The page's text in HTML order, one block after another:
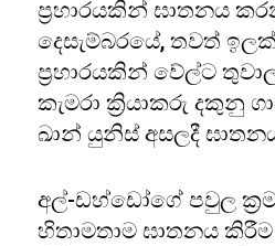
ප්‍රහාරයකින් ඝාතනය
දෙසැම්බරයේ, තවත්
ප්‍රහාරයකින් වේල්ට
කැමරා ක්‍රියාකරු දකුනු
ඛාන් යුනිස් අසලදී
අල්-ඩහ්ඩෝගේ පවුල
හිතාමතාම ඝාතනය